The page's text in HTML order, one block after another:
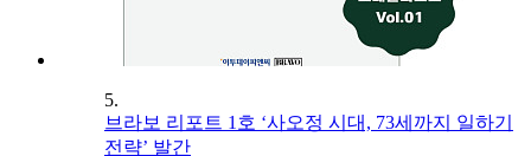
5.
브라보 리포트 1호 ‘사오정 시대, 73세까지 일하기
전략’ 발간